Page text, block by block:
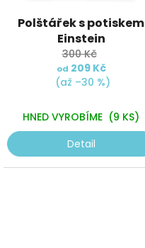
Polštářek s potiskem
Einstein
300 Kč
od 209 Kč
(až –30 %)
HNED VYROBÍME (9 KS)
Detail